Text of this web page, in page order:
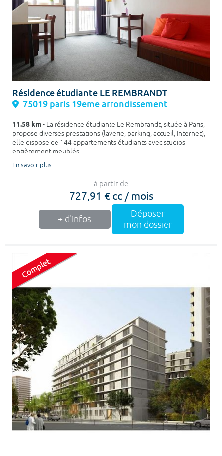
Résidence étudiante LE REMBRANDT
75019 paris 19eme arrondissement
11.58 km- La résidence étudiante Le Rembrandt, située à Paris,
propose diverses prestations (laverie, parking, accueil, Internet),
elle dispose de 144 appartements étudiants avec studios
entièrement meublés ...
En savoir plus
à partir de
727,91 € cc / mois
+ d'infos
Déposer
mon dossier